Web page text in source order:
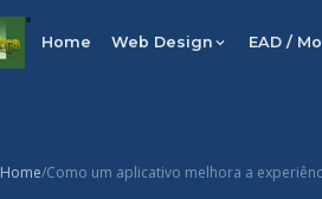
Home Web Design EAD /
Home/Como um aplicativo melhora a